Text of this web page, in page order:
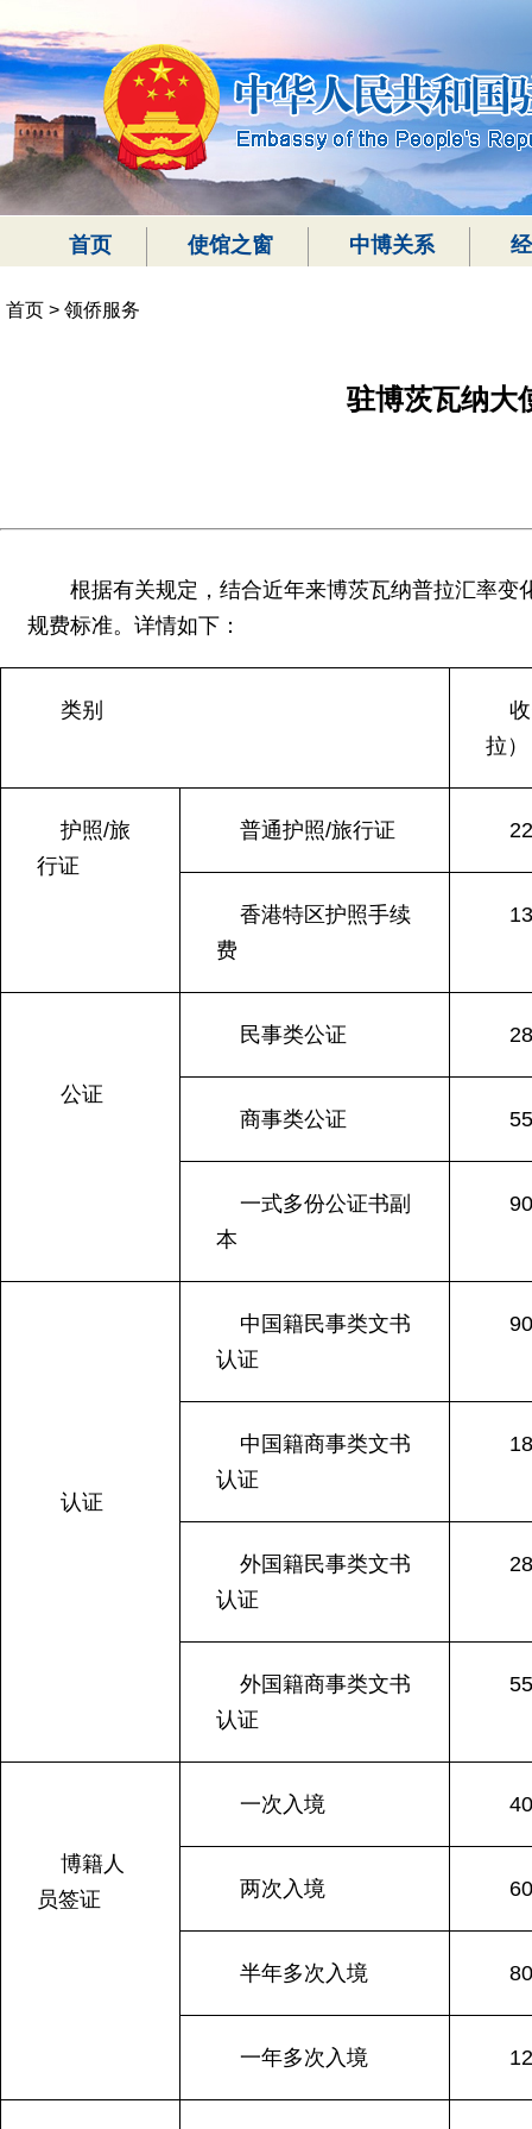
首页 使馆之窗 中博关系
首页 > 领侨服务
驻博茨瓦纳大
根据有关规定，结合近年来博茨瓦纳普拉汇率
规费标准。详情如下：
类别
拉）
护照/旅
行证
普通护照/旅行证
香港特区护照手续
费
公证
民事类公证
商事类公证
一式多份公证书副
本
90
认证
中国籍民事类文书
认证
90
中国籍商事类文书
认证
外国籍民事类文书
认证
外国籍商事类文书
认证
博籍人
员签证
一次入境
两次入境
半年多次入境
一年多次入境